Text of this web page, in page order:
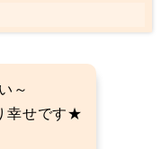
～
幸せです★